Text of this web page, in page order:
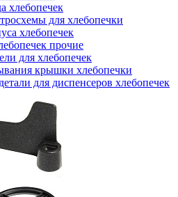
хлебопечек
для хлебопечки
хлебопечек
прочие
для хлебопечек
крышки хлебопечки
для диспенсеров хлебопечек